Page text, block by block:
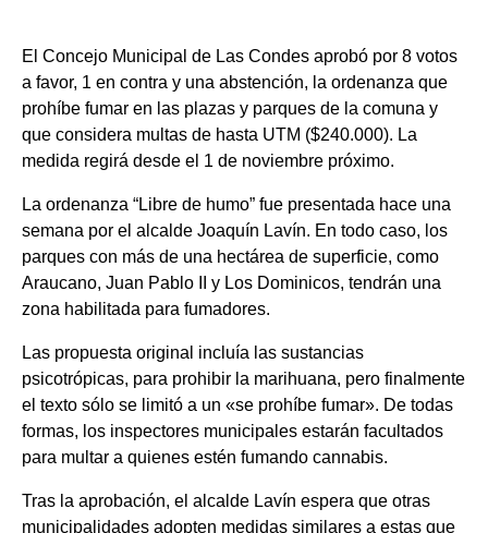
El Concejo Municipal de Las Condes aprobó por 8 votos
a favor, 1 en contra y una abstención, la ordenanza que
prohíbe fumar en las plazas y parques de la comuna y
que considera multas de hasta UTM ($240.000). La
medida regirá desde el 1 de noviembre próximo.
La ordenanza “Libre de humo” fue presentada hace una
semana por el alcalde Joaquín Lavín. En todo caso, los
parques con más de una hectárea de superficie, como
Araucano, Juan Pablo II y Los Dominicos, tendrán una
zona habilitada para fumadores.
Las propuesta original incluía las sustancias
psicotrópicas, para prohibir la marihuana, pero finalmente
el texto sólo se limitó a un «se prohíbe fumar». De todas
formas, los inspectores municipales estarán facultados
para multar a quienes estén fumando cannabis.
Tras la aprobación, el alcalde Lavín espera que otras
municipalidades adopten medidas similares a estas que